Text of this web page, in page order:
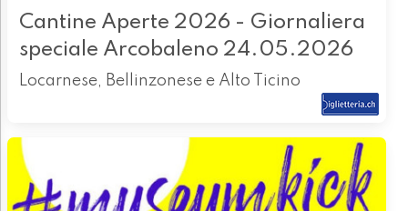
Cantine Aperte 2026 - Giornaliera
speciale Arcobaleno 24.05.2026
Locarnese, Bellinzonese e Alto Ticino